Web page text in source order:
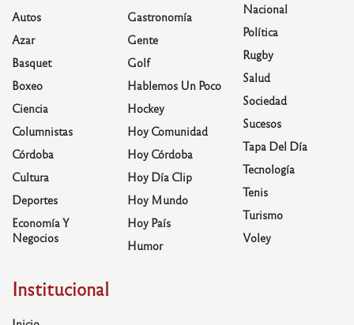
Autos
Azar
Basquet
Boxeo
Ciencia
Columnistas
Córdoba
Cultura
Deportes
Economía Y
Negocios
Gastronomía
Gente
Golf
Hablemos Un Poco
Hockey
Hoy Comunidad
Hoy Córdoba
Hoy Día Clip
Hoy Mundo
Hoy País
Humor
Nacional
Política
Rugby
Salud
Sociedad
Sucesos
Tapa Del Día
Tecnología
Tenis
Turismo
Voley
Institucional